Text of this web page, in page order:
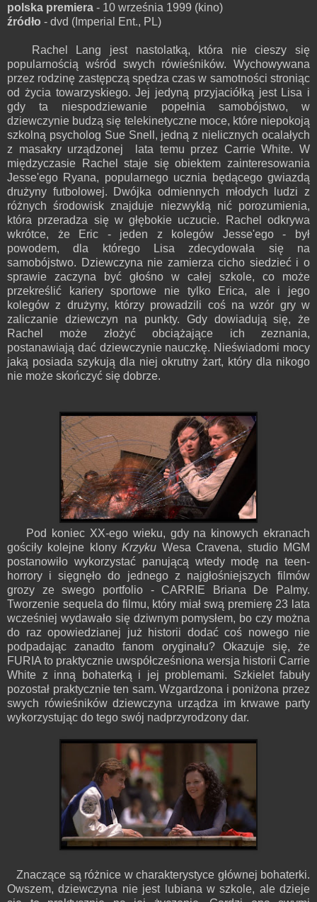
polska premiera - 10 września 1999 (kino)
źródło - dvd (Imperial Ent., PL)
Rachel Lang jest nastolatką, która nie cieszy się
popularnością wśród swych rówieśników. Wychowywana
przez rodzinę zastępczą spędza czas w samotności stroniąc
od życia towarzyskiego. Jej jedyną przyjaciółką jest Lisa i
gdy ta niespodziewanie popełnia samobójstwo, w
dziewczynie budzą się telekinetyczne moce, które niepokoją
szkolną psycholog Sue Snell, jedną z nielicznych ocalałych
z masakry urządzonej lata temu przez Carrie White. W
międzyczasie Rachel staje się obiektem zainteresowania
Jesse'ego Ryana, popularnego ucznia będącego gwiazdą
drużyny futbolowej. Dwójka odmiennych młodych ludzi z
różnych środowisk znajduje niezwykłą nić porozumienia,
która przeradza się w głębokie uczucie. Rachel odkrywa
wkrótce, że Eric - jeden z kolegów Jesse'ego - był
powodem, dla którego Lisa zdecydowała się na
samobójstwo. Dziewczyna nie zamierza cicho siedzieć i o
sprawie zaczyna być głośno w całej szkole, co może
przekreślić kariery sportowe nie tylko Erica, ale i jego
kolegów z drużyny, którzy prowadzili coś na wzór gry w
zaliczanie dziewczyn na punkty. Gdy dowiadują się, że
Rachel może złożyć obciążające ich zeznania,
postanawiają dać dziewczynie nauczkę. Nieświadomi mocy
jaką posiada szykują dla niej okrutny żart, który dla nikogo
nie może skończyć się dobrze.
Pod koniec XX-ego wieku, gdy na kinowych ekranach
gościły kolejne klonyKrzyku Wesa Cravena, studio MGM
postanowiło wykorzystać panującą wtedy modę na teen-
horrory i sięgnęło do jednego z najgłośniejszych filmów
grozy ze swego portfolio - CARRIE Briana De Palmy.
Tworzenie sequela do filmu, który miał swą premierę 23 lata
wcześniej wydawało się dziwnym pomysłem, bo czy można
do raz opowiedzianej już historii dodać coś nowego nie
podpadając zanadto fanom oryginału? Okazuje się, że
FURIA to praktycznie uwspółcześniona wersja historii Carrie
White z inną bohaterką i jej problemami. Szkielet fabuły
pozostał praktycznie ten sam. Wzgardzona i poniżona przez
swych rówieśników dziewczyna urządza im krwawe party
wykorzystując do tego swój nadprzyrodzony dar.
Znaczące są różnice w charakterystyce głównej bohaterki.
Owszem, dziewczyna nie jest lubiana w szkole, ale dzieje